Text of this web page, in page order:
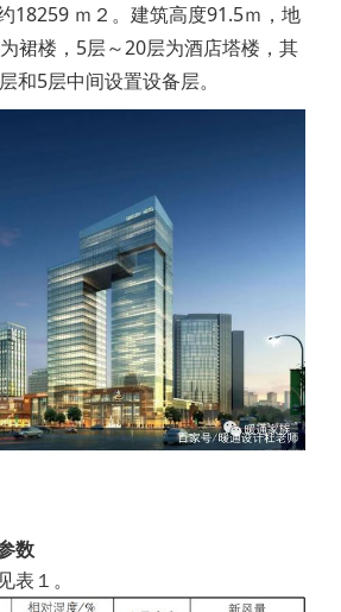
18259 ｍ２。建筑高度91.5ｍ，地
裙楼，5层～20层为酒店塔楼，其
和5层中间设置设备层。
数
表１。